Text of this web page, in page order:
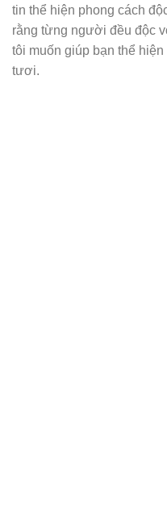
tin thể hiện phong cách
rằng từng người đều độc
tôi muốn giúp bạn thể
tươi.